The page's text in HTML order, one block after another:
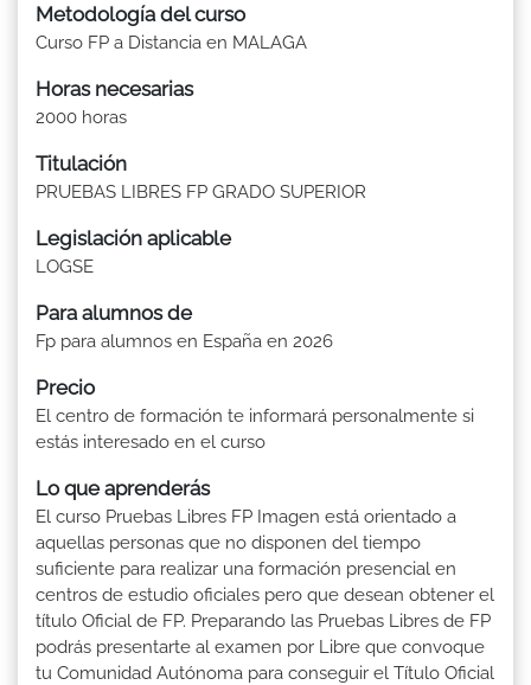
Metodología del curso
Curso FP a Distancia en MALAGA
Horas necesarias
2000 horas
Titulación
PRUEBAS LIBRES FP GRADO SUPERIOR
Legislación aplicable
LOGSE
Para alumnos de
Fp para alumnos en España en 2026
Precio
El centro de formación te informará personalmente si
estás interesado en el curso
Lo que aprenderás
El curso Pruebas Libres FP Imagen está orientado a
aquellas personas que no disponen del tiempo
suficiente para realizar una formación presencial en
centros de estudio oficiales pero que desean obtener el
título Oficial de FP. Preparando las Pruebas Libres de FP
podrás presentarte al examen por Libre que convoque
tu Comunidad Autónoma para conseguir el Título Oficial